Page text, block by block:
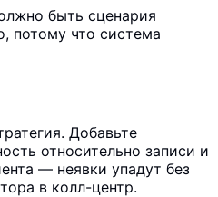
быть сценария
потому что система
Добавьте
относительно записи и
— неявки упадут без
в колл-центр.